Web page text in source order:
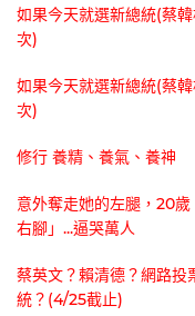
如果今天就選新總統(蔡
次)
如果今天就選新總統(蔡
次)
修行 養精、養氣、養神
意外奪走她的左腿，20
右腳」...逼哭萬人
蔡英文？賴清德？網路
統？(4/25截止)